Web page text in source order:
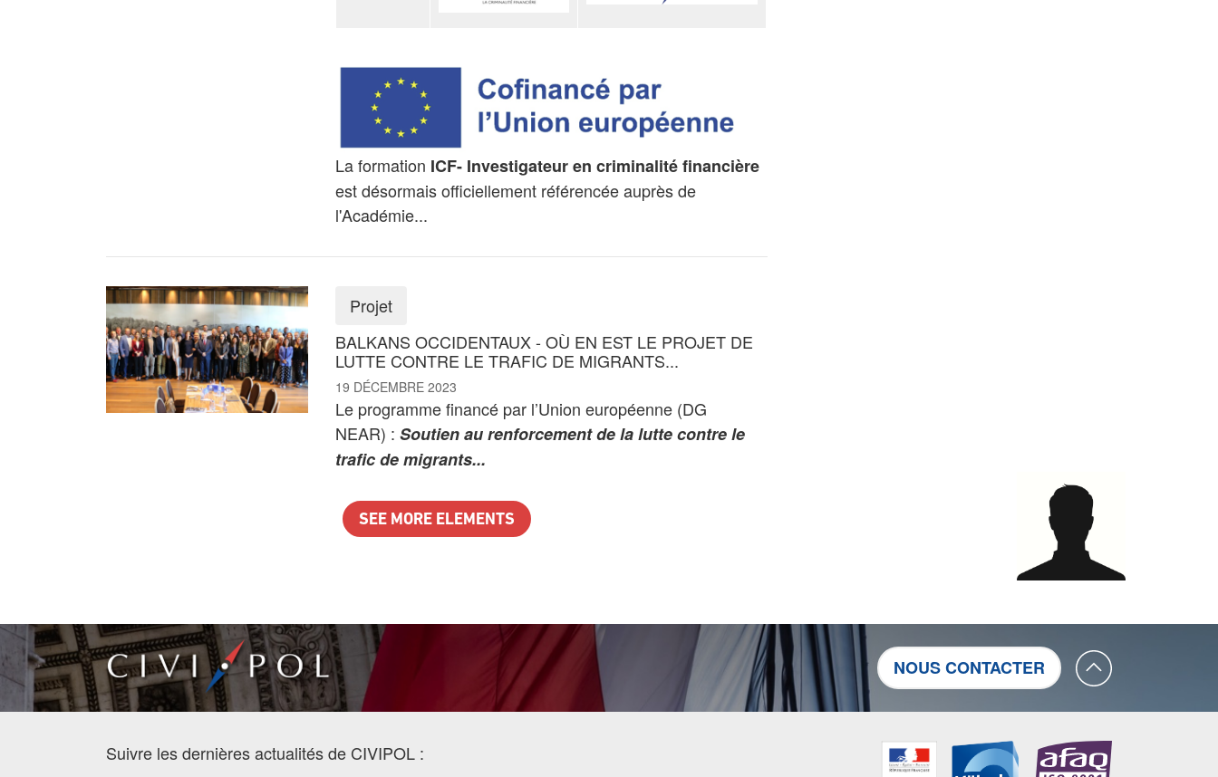
La formation ICF- Investigateur en criminalité financière
est désormais officiellement référencée auprès de
l'Académie...
Projet
BALKANS OCCIDENTAUX - OÙ EN EST LE PROJET DE
LUTTE CONTRE LE TRAFIC DE MIGRANTS...
19 DÉCEMBRE 2023
Le programme financé par l’Union européenne (DG
NEAR) :Soutien au renforcement de la lutte contre le
trafic de migrants...
SEE MORE ELEMENTS
NOUS CONTACTER
Suivre les dernières actualités de CIVIPOL :